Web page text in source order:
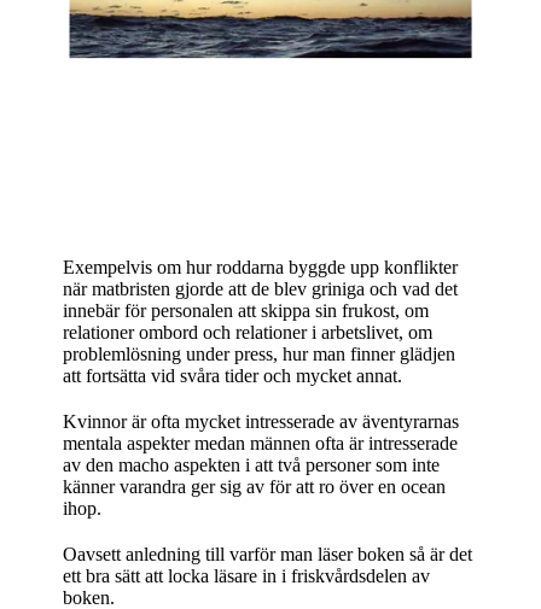
Exempelvis om hur roddarna byggde upp konflikter
när matbristen gjorde att de blev griniga och vad det
innebär för personalen att skippa sin frukost, om
relationer ombord och relationer i arbetslivet, om
problemlösning under press, hur man finner glädjen
att fortsätta vid svåra tider och mycket annat.
Kvinnor är ofta mycket intresserade av äventyrarnas
mentala aspekter medan männen ofta är intresserade
av den macho aspekten i att två personer som inte
känner varandra ger sig av för att ro över en ocean
ihop.
Oavsett anledning till varför man läser boken så är det
ett bra sätt att locka läsare in i friskvårdsdelen av
boken.